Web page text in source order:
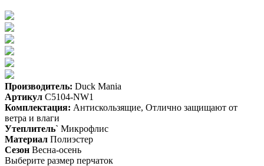
Производитель: Duck Mania
Артикул C5104-NW1
Комплектация: Антискользящие, Отлично защищают от
ветра и влаги
Утеплитель` Микрофлис
Материал Полиэстер
Сезон Весна-осень
Выберите размер перчаток